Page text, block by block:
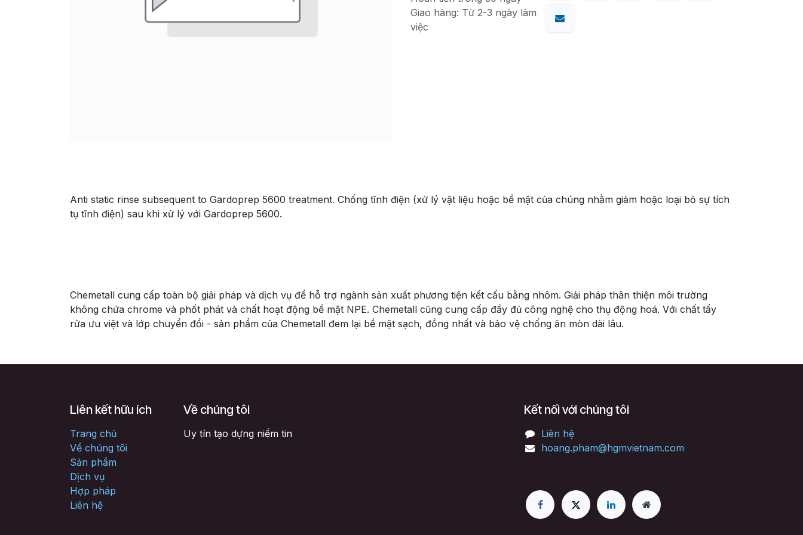
Giao hàng: Từ 2-3 ngày làm
việc
Anti static rinse subsequent to Gardoprep 5600 treatment. Chống tĩnh điện (xử lý vật liệu hoặc bề mặt của chúng nhằm giảm hoặc loại bỏ sự tích
tụ tĩnh điện) sau khi xử lý với Gardoprep 5600.
Chemetall cung cấp toàn bộ giải pháp và dịch vụ để hỗ trợ ngành sản xuất phương tiện kết cấu bằng nhôm. Giải pháp thân thiện môi trường
không chứa chrome và phốt phát và chất hoạt động bề mặt NPE. Chemetall cũng cung cấp đầy đủ công nghệ cho thụ động hoá. Với chất tẩy
rửa ưu việt và lớp chuyển đổi - sản phẩm của Chemetall đem lại bề mặt sạch, đồng nhất và bảo vệ chống ăn mòn dài lâu.
Liên kết hữu ích
Trang chủ
Về chúng tôi
Sản phẩm
Dịch vụ
Hợp pháp
Liên hệ
Về chúng tôi
Uy tín tạo dựng niềm tin
Kết nối với chúng tôi
Liên hệ
hoang.pham@hgmvietnam.com